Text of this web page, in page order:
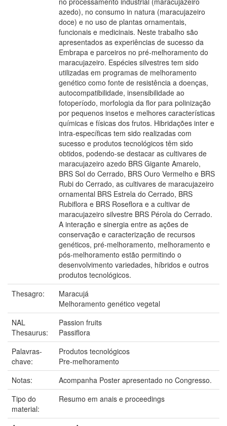
azedo), no consumo in natura (maracujazeiro
doce) e no uso de plantas ornamentais,
funcionais e medicinais. Neste trabalho são
apresentados as experiências de sucesso da
Embrapa e parceiros no pré-melhoramento do
maracujazeiro. Espécies silvestres tem sido
utilizadas em programas de melhoramento
genético como fonte de resistência a doenças,
autocompatibilidade, insensibilidade ao
fotoperíodo, morfologia da flor para polinização
por pequenos insetos e melhores características
químicas e físicas dos frutos. Hibridações inter e
intra-específicas tem sido realizadas com
sucesso e produtos tecnológicos têm sido
obtidos, podendo-se destacar as cultivares de
maracujazeiro azedo BRS Gigante Amarelo,
BRS Sol do Cerrado, BRS Ouro Vermelho e BRS
Rubi do Cerrado, as cultivares de maracujazeiro
ornamental BRS Estrela do Cerrado, BRS
Rubiflora e BRS Roseflora e a cultivar de
maracujazeiro silvestre BRS Pérola do Cerrado.
A interação e sinergia entre as ações de
conservação e caracterização de recursos
genéticos, pré-melhoramento, melhoramento e
pós-melhoramento estão permitindo o
desenvolvimento variedades, híbridos e outros
produtos tecnológicos.
Thesagro:
Maracujá
Melhoramento genético vegetal
NAL
Thesaurus:
Passion fruits
Passiflora
Palavras-
chave:
Produtos tecnológicos
Pre-melhoramento
Notas:
Acompanha Poster apresentado no Congresso.
Tipo do
material:
Resumo em anais e proceedings